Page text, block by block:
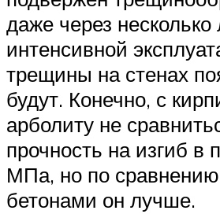
даже через несколько
интенсивной
трещины на стенах
будут. Конечно, с
арболиту не
прочность на изгиб в
МПа, но по
бетонами он лучше.